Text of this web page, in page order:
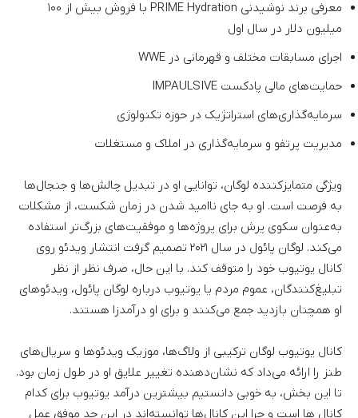
معرفی برند نوشیدنی PRIME Hydration با فروش بیش از ۱۰۰
میلیون دلار در سال اول
اجرای مسابقات مختلف و قهرمانی در WWE
حمایت‌های مالی پادکست IMPAULSIVE
سرمایه‌گذاری‌های استراتژیک در حوزه تکنولوژی
مدیریت پرتفو و سرمایه‌گذاری در املاک و مستغلات
ویژگی متمایزکننده لوگان، توانایی او در تبدیل چالش‌ها و جنجال‌ها
به فرصت است. او به جای ناامید شدن در زمان شکست، از مشکلات
به‌عنوان سکوی پرش برای پروژه‌ها و موفقیت‌های بزرگ‌تر استفاده
می‌کند. لوگان پائول در سال ۲۰۲۱ تصمیم گرفت انتشار ویدئو روی
کانال یوتیوب خود را متوقف کند. با این حال، صرف نظر از نظر
تبلیغ‌کنندگان، عموم مردم یا یوتیوب درباره لوگان پائول، ویدئوهای
او همچنان بازدید جمع می‌کنند و برای او درآمدزا هستند.
کانال یوتیوب لوگان ترکیبی از ولاگ‌ها، موزیک ویدئوها و سریال‌های
طنز را ارائه می‌داد که نشان‌دهنده تغییر علایق او در طول زمان بود.
تا این بخش، به خوبی دانستیم بیشترین درآمد یوتیوب برای کدام
کانال ها است و چرا این کانال‌ها توانسته‌اند در این حد موفق عمل